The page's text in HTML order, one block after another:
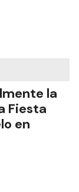
la
Fiesta
en